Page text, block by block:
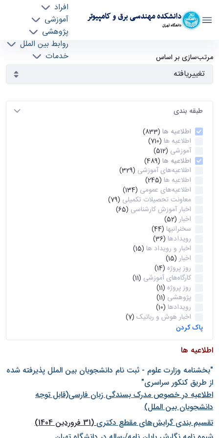
دانشکده مهندسی برق و کامپیوتر
دانشگاه تهران
افراد
آموزشی
پژوهشی
روابط بین الملل
خدمات
آرشیو اطلاعیه ها - ece- دانشکده مهندسی برق و
کامپیوتر
مرتب‌سازی بر اساس
طبقه بندی
اطلاعیه ها (833)
اطلاعیه ها (710)
آموزشی (512)
اطلاعیه ها (489)
اطلاعیه‌های‌ آموزشی (329)
اطلاعیه ها (245)
اطلاعیه‌های عمومی (134)
معاونت تحصیلات تکمیلی (79)
اخبار آموزش کارشناسی (65)
اخبار (52)
سخنرانیها (44)
رویدادها (36)
اخبار و رویداد ها (15)
اخبار (15)
روز پروژه (14)
کارگاه‌های آموزشی (11)
روز پروژه (11)
پژوهشی (11)
رویدادها (10)
اخبار هوش و رباتیک (7)
پاک کردن
اطلاعیه ها
"بخشنامه وزارت علوم - ثبت نام دانشجويان بين الملل پذيرفته شده
از طريق كنكور سراسری"
اطلاعیه در خصوص مدرک بسندگی زبان فارسی(قابل توجه
دانشجویان بین الملل)
تقسیم بندی گرایش‌های مقطع دکتری(31 فروردین 1404)